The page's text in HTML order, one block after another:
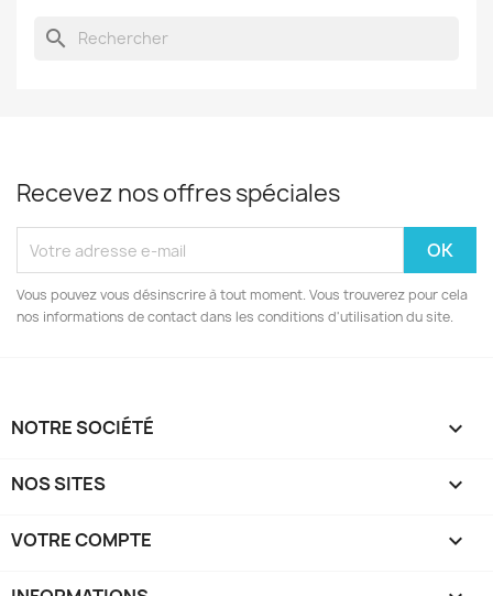
search
Recevez nos offres spéciales
Vous pouvez vous désinscrire à tout moment. Vous trouverez pour cela
nos informations de contact dans les conditions d'utilisation du site.
NOTRE SOCIÉTÉ 
NOS SITES 
VOTRE COMPTE 